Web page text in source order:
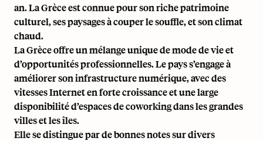
an. La Grèce est connue pour son riche patrimoine
culturel, ses paysages à couper le souffle, et son climat
chaud.
La Grèce offre un mélange unique de mode de vie et
d’opportunités professionnelles. Le pays s’engage à
améliorer son infrastructure numérique, avec des
vitesses Internet en forte croissance et une large
disponibilité d’espaces de coworking dans les grandes
villes et les îles.
Elle se distingue par de bonnes notes sur divers